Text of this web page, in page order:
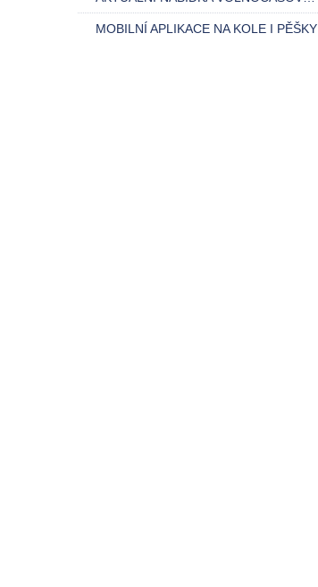
MOBILNÍ APLIKACE NA KOLE I PĚŠKY